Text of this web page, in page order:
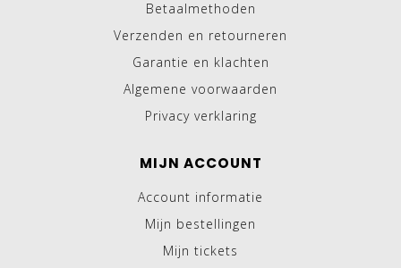
Betaalmethoden
Verzenden en retourneren
Garantie en klachten
Algemene voorwaarden
Privacy verklaring
MIJN ACCOUNT
Account informatie
Mijn bestellingen
Mijn tickets